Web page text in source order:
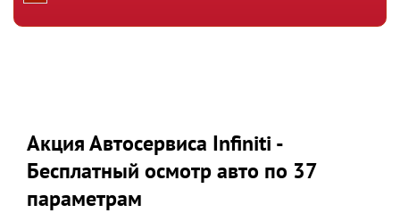
Акция Автосервиса Infiniti -
Бесплатный осмотр авто по 37
параметрам